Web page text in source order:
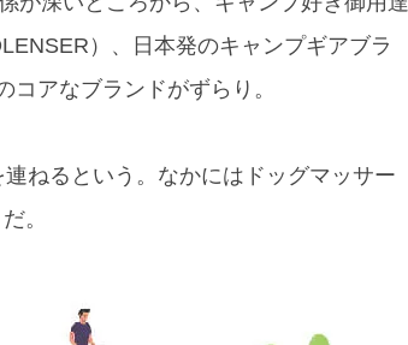
）、日本発のキャンプギアブラ
アなブランドがずらり。
ねるという。なかにはドッグマッサー
。